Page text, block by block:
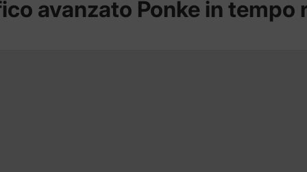
avanzato Ponke in tempo